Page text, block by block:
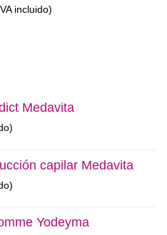
incluido)
Medavita
capilar Medavita
Yodeyma